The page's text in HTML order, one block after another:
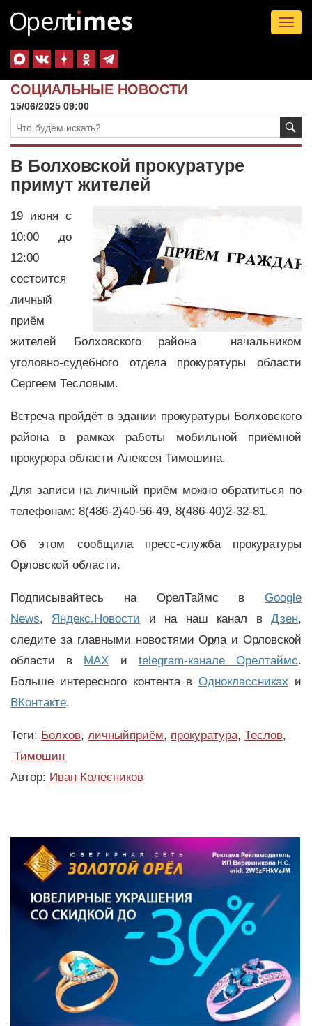
СОЦИАЛЬНЫЕ НОВОСТИ
15/06/2025 09:00
В Болховской прокуратуре
примут жителей
19 июня с
10:00 до
12:00
состоится
личный
приём
жителей Болховского района начальником
уголовно-судебного отдела прокуратуры области
Сергеем Тесловым.
Встреча пройдёт в здании прокуратуры Болховского
района в рамках работы мобильной приёмной
прокурора области Алексея Тимошина.
Для записи на личный приём можно обратиться по
телефонам: 8(486-2)40-56-49, 8(486-40)2-32-81.
Об этом сообщила пресс-служба прокуратуры
Орловской области.
Подписывайтесь на ОрелТаймс в Google
News, Яндекс.Новости и на наш канал вДзен,
следите за главными новостями Орла и Орловской
области в MAX и telegram-канале Орёлтаймс.
Больше интересного контента вОдноклассниках и
ВКонтакте.
Теги: Болхов, личныйприём, прокуратура, Теслов,
Тимошин
Автор: Иван Колесников